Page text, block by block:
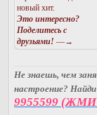
новый хит.
Это интересно?
Поделитесь с
друзьями! —→
Не знаешь, чем
настроение?
9955599